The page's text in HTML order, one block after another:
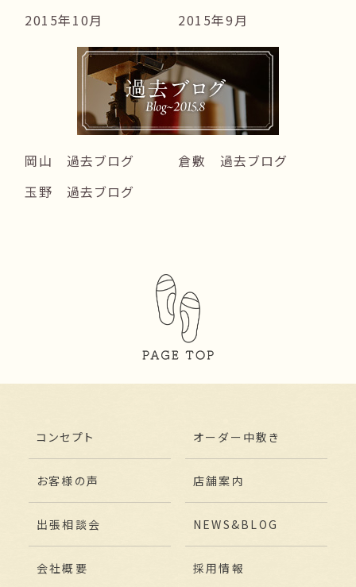
2015年10月
2015年9月
岡山 過去ブログ
倉敷 過去ブログ
玉野 過去ブログ
コンセプト オーダー中敷き
お客様の声 店舗案内
出張相談会 NEWS&BLOG
会社概要 採用情報